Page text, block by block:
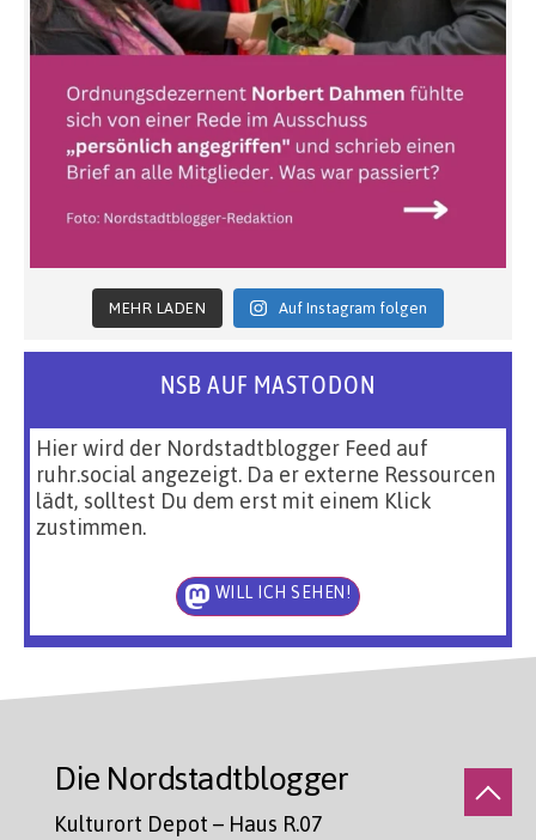
MEHR LADEN Auf Instagram folgen
NSB AUF MASTODON
Hier wird der Nordstadtblogger Feed auf
ruhr.social angezeigt. Da er externe Ressourcen
lädt, solltest Du dem erst mit einem Klick
zustimmen.
WILL ICH SEHEN!
Die Nordstadtblogger
Kulturort Depot – Haus R.07